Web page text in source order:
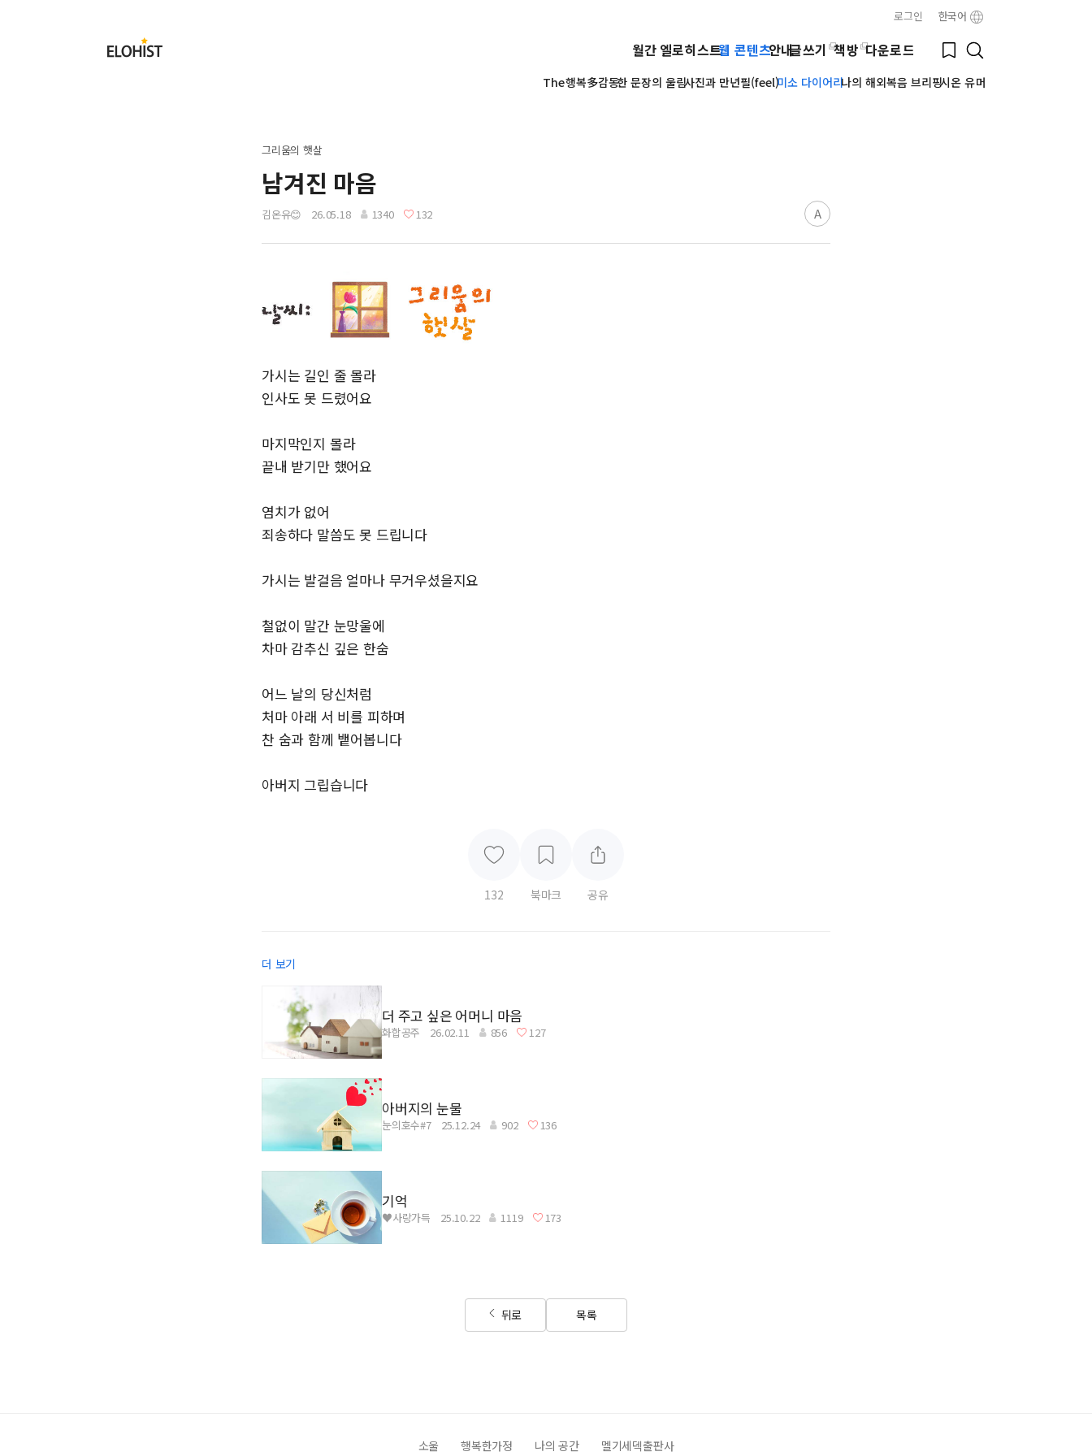
로그인 한국어
Elohist-
Home
Bookmark
Search
월간 엘로히스트웹 콘텐츠안내글쓰기 책방 다운로드
The행복多감동한 문장의 울림사진과 만년필(feel)미소 다이어리나의 해외복음 브리핑시온 유머
Submit
그리움의 햇살
남겨진 마음
김온유😊 26.05.18 1340 132 A
가시는 길인 줄 몰라
인사도 못 드렸어요
마지막인지 몰라
끝내 받기만 했어요
염치가 없어
죄송하다 말씀도 못 드립니다
가시는 발걸음 얼마나 무거우셨을지요
철없이 말간 눈망울에
차마 감추신 깊은 한숨
어느 날의 당신처럼
처마 아래 서 비를 피하며
찬 숨과 함께 뱉어봅니다
아버지 그립습니다
132 북마크 공유
더 보기
더 주고 싶은 어머니 마음
화합공주 26.02.11 856 127
아버지의 눈물
눈의호수#7 25.12.24 902 136
기억
♥사랑가득 25.10.22 1119 173
뒤로 목록
소울 행복한가정 나의 공간 멜기세덱출판사